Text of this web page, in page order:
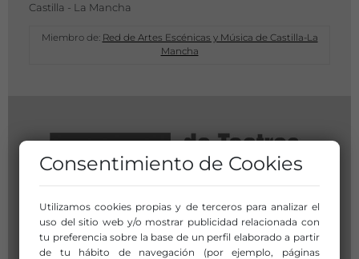
Castilla - La Mancha
Miembro de: Red de Artes Escénicas y Música de Castilla-La
Mancha
Consentimiento de Cookies
Utilizamos cookies propias y de terceros para analizar el
uso del sitio web y/o mostrar publicidad relacionada con
tu preferencia sobre la base de un perfil elaborado a partir
de tu hábito de navegación (por ejemplo, páginas